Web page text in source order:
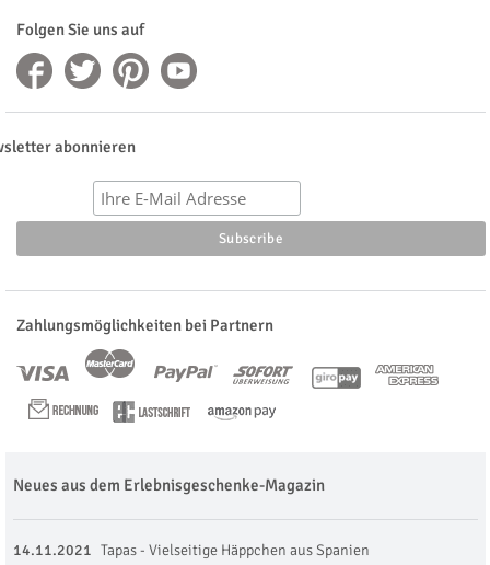
Folgen Sie uns auf
abonnieren
Zahlungsmöglichkeiten bei Partnern
Neues aus dem Erlebnisgeschenke-Magazin
14.11.2021 Tapas - Vielseitige Häppchen aus Spanien